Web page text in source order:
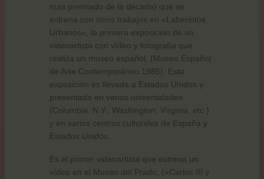
mas premiado de la década) que se
estrena con otros trabajos en «Laberintos
Urbanos», la primera exposición de un
videoartista con vídeo y fotografía que
realiza un museo español, (Museo Español
de Arte Contemporáneo 1985). Esta
exposición es llevada a Estados Unidos y
presentada en varias universidades
(Columbia, N.Y., Washington, Virginia, etc.)
y en varios centros culturales de España y
Estados Unidos.
Es el primer videoartista que estrena un
vídeo en el Museo del Prado, («Carlos III y